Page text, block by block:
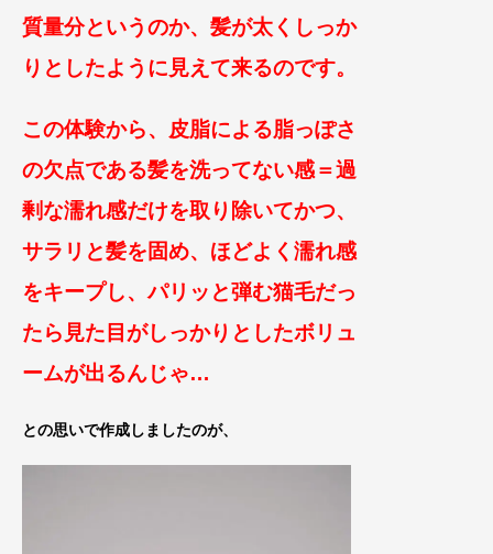
質量分というのか、髪が太くしっか
りとしたように見えて来るのです。
この体験から、皮脂による脂っぽさ
の欠点である髪を洗ってない感＝過
剰な濡れ感だけを取り除いてかつ、
サラリ と髪を固め、ほどよく濡れ感
をキープし、パリッと弾む猫毛だっ
たら見た目がしっかりとしたボリュ
ームが出るんじゃ…
との思いで作成しましたのが、